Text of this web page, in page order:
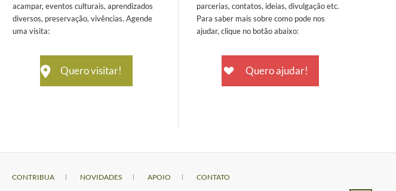
acampar, eventos culturais, aprendizados
diversos, preservação, vivências. Agende
uma visita:
Quero visitar!
parcerias, contatos, ideias, divulgação etc.
Para saber mais sobre como pode nos
ajudar, clique no botão abaixo:
Quero ajudar!
CONTRIBUA NOVIDADES APOIO CONTATO